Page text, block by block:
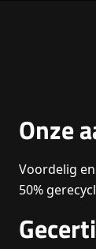
Onze
Voordelig
50%